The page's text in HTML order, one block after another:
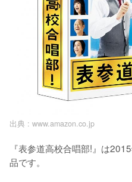
出典 : www.amazon.co.jp
『表参道高校合唱部!』は
品です。